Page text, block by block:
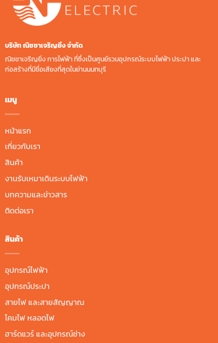
บริษัท ณิชชาเจริญยิ่ง จํากัด
ณิชชาเจริญยิ่ง การไฟฟ้า ที่ซึ่งเป็นศูนย์รวมอุปกรณ์ระบบไฟฟ้า ประปา และ
ก่อสร้างที่มีชื่อเสียงที่สุดในย่านนนทบุรี
เมนู
หน้าแรก
เกี่ยวกับเรา
สินค้า
งานรับเหมาเดินระบบไฟฟ้า
บทความและข่าวสาร
ติดต่อเรา
สินค้า
อุปกรณ์ไฟฟ้า
อุปกรณ์ประปา
สายไฟ และสายสัญญาณ
โคมไฟ หลอดไฟ
ฮาร์ดแวร์ และอุปกรณ์ช่าง